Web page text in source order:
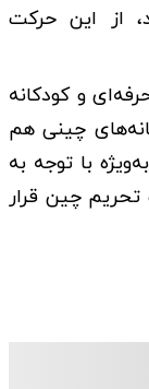
از این حرکت
و کودکانه
چینی هم
با توجه به
چین قرار